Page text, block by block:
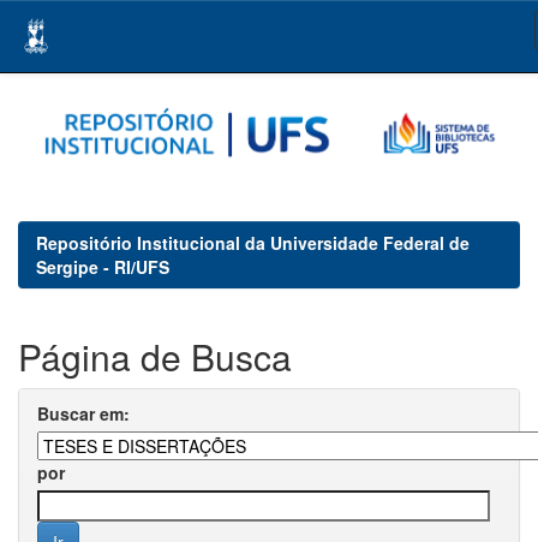
navigation
Repositório Institucional da Universidade Federal de
Sergipe - RI/UFS
Página de Busca
Buscar em:
por